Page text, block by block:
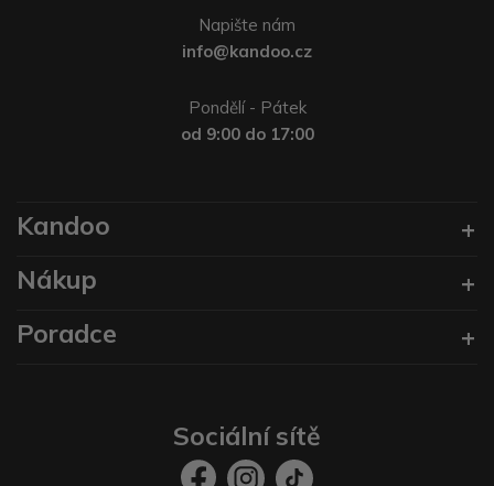
Napište nám
info@kandoo.cz
Pondělí - Pátek
od 9:00 do 17:00
Kandoo
Nákup
Poradce
Sociální sítě